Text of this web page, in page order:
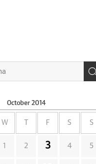
October 2014
W F S S
1 2 3 4 5